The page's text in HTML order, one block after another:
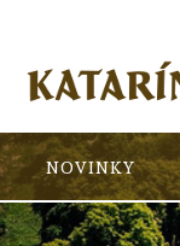
NOVINKY